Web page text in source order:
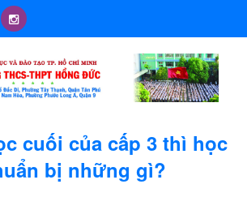
cuối của cấp 3 thì học
bị những gì?